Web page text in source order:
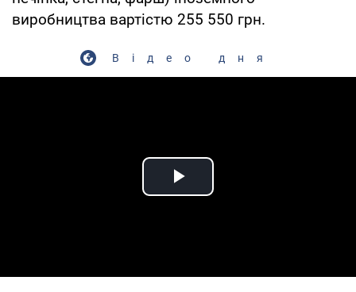
виробництва вартістю 255 550 грн.
Відео дня
Play Video